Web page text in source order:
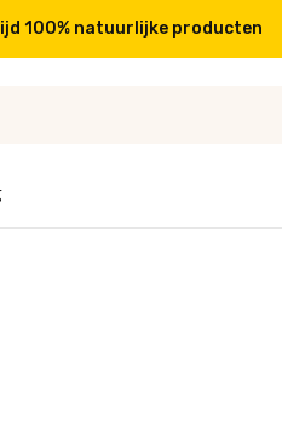
verzending vanaf €49,-